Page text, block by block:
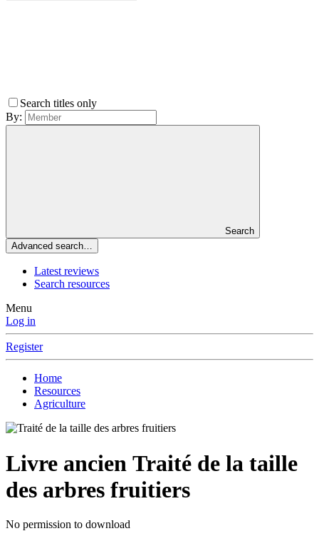
Search titles only
By:
Search
Advanced search…
Latest reviews
Search resources
Menu
Log in
Register
Home
Resources
Agriculture
Livre ancien Traité de la taille
des arbres fruitiers
No permission to download